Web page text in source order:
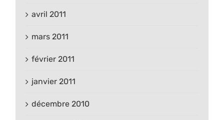
avril 2011
mars 2011
février 2011
janvier 2011
décembre 2010